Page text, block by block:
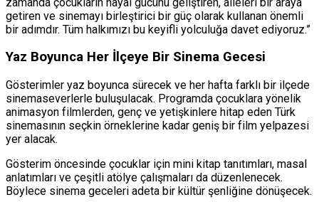
getiren ve sinemayı birleştirici bir güç olarak kullanan önemli
bir adımdır. Tüm halkımızı bu keyifli yolculuğa davet ediyoruz.”
Yaz Boyunca Her İlçeye Bir Sinema Gecesi
Gösterimler yaz boyunca sürecek ve her hafta farklı bir ilçede
sinemaseverlerle buluşulacak. Programda çocuklara yönelik
animasyon filmlerden, genç ve yetişkinlere hitap eden Türk
sinemasının seçkin örneklerine kadar geniş bir film yelpazesi
yer alacak.
Gösterim öncesinde çocuklar için mini kitap tanıtımları, masal
anlatımları ve çeşitli atölye çalışmaları da düzenlenecek.
Böylece sinema geceleri adeta bir kültür şenliğine dönüşecek.